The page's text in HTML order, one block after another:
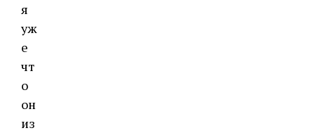
я
уж
е
чт
о
он
из